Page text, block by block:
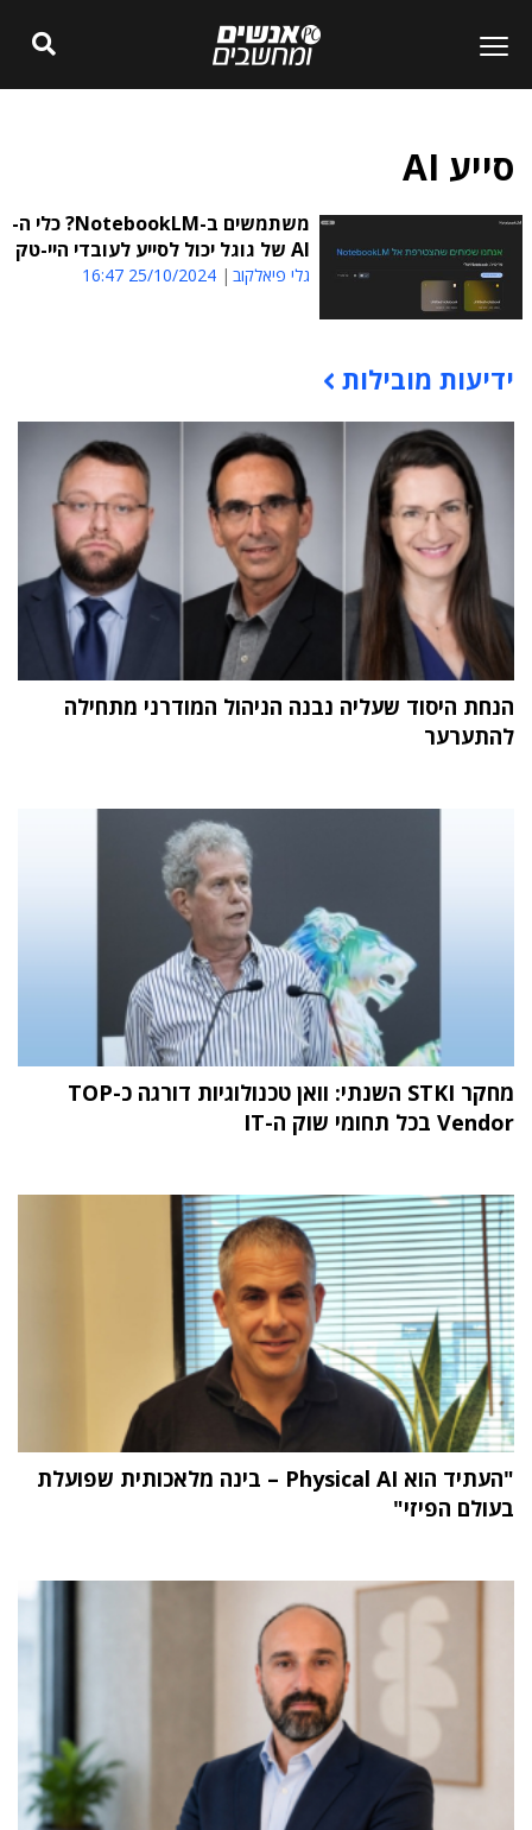
סייע AI
משתמשים ב-NotebookLM? כלי ה-
AI של גוגל יכול לסייע לעובדי היי-טק
גלי פיאלקוב 25/10/2024 16:47
תוכן פרסומי
ידיעות מובילות
הנחת היסוד שעליה נבנה הניהול המודרני מתחילה
להתערער
מחקר STKI השנתי: וואן טכנולוגיות דורגה כ-TOP
Vendor בכל תחומי שוק ה-IT
"העתיד הוא Physical AI – בינה מלאכותית שפועלת
בעולם הפיזי"